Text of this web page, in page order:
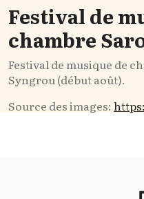
Festival de
chambre
Festival de musique de
Syngrou (début août).
Source des images: